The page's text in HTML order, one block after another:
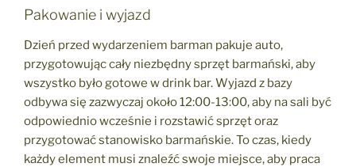
Pakowanie i wyjazd
Dzień przed wydarzeniem barman pakuje auto,
przygotowując cały niezbędny sprzęt barmański, aby
wszystko było gotowe w drink bar. Wyjazd z bazy
odbywa się zazwyczaj około 12:00-13:00, aby na sali być
odpowiednio wcześnie i rozstawić sprzęt oraz
przygotować stanowisko barmańskie. To czas, kiedy
każdy element musi znaleźć swoje miejsce, aby praca